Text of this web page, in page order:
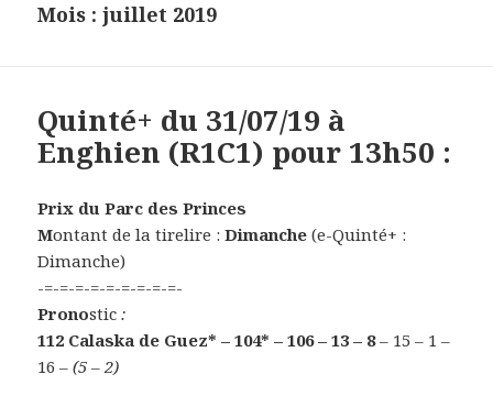
Mois : juillet 2019
Quinté+ du 31/07/19 à
Enghien (R1C1) pour 13h50 :
Prix du Parc des Princes
Montant de la tirelire :Dimanche (e-Quinté+ :
Dimanche)
-=-=-=-=-=-=-=-=-=-
Pronostic:
112 Calaska de Guez* – 104* – 106 – 13 – 8– 15 – 1 –
16 – (5 – 2)